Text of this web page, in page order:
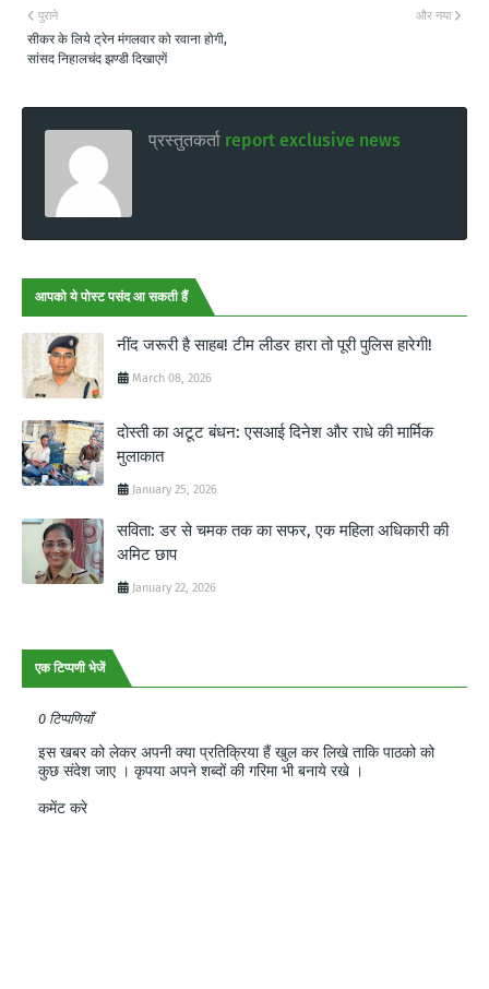
और नया
पुराने
सीकर के लिये ट्रेन मंगलवार को रवाना होगी,
सांसद निहालचंद झण्डी दिखाएगें
प्रस्तुतकर्ता report exclusive news
आपको ये पोस्ट पसंद आ सकती हैं
नींद जरूरी है साहब! टीम लीडर हारा तो पूरी पुलिस हारेगी!
March 08, 2026
दोस्ती का अटूट बंधन: एसआई दिनेश और राधे की मार्मिक
मुलाकात
January 25, 2026
सविता: डर से चमक तक का सफर, एक महिला अधिकारी की
अमिट छाप
January 22, 2026
एक टिप्पणी भेजें
0 टिप्पणियाँ
इस खबर को लेकर अपनी क्या प्रतिक्रिया हैं खुल कर लिखे ताकि पाठको को
कुछ संदेश जाए । कृपया अपने शब्दों की गरिमा भी बनाये रखे ।
कमेंट करे